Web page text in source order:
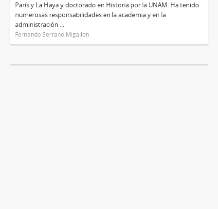
París y La Haya y doctorado en Historia por la UNAM. Ha tenido
numerosas responsabilidades en la academia y en la
administración ...
Fernando Serrano Migallón